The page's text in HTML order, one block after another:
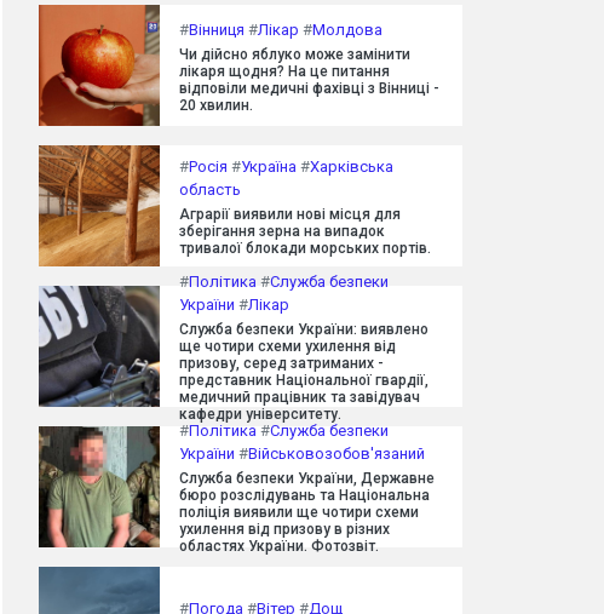
#Вінниця #Лікар #Молдова
Чи дійсно яблуко може замінити
лікаря щодня? На це питання
відповіли медичні фахівці з Вінниці -
20 хвилин.
#Росія #Україна #Харківська
область
Аграрії виявили нові місця для
зберігання зерна на випадок
тривалої блокади морських портів.
#Політика #Служба безпеки
України #Лікар
Служба безпеки України: виявлено
ще чотири схеми ухилення від
призову, серед затриманих -
представник Національної гвардії,
медичний працівник та завідувач
кафедри університету.
#Політика #Служба безпеки
України #Військовозобов'язаний
Служба безпеки України, Державне
бюро розслідувань та Національна
поліція виявили ще чотири схеми
ухилення від призову в різних
областях України. Фотозвіт.
#Погода #Вітер #Дощ